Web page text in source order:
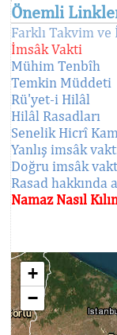
Önemli
Farklı Takvim
İmsâk Vakti
Mühim Tenbîh
Temkin Müddeti
Rü'yet-i Hilâl
Hilâl Rasadları
Senelik Hicrî
Yanlış imsâk
Doğru imsâk
Rasad hakkında
Namaz Nasıl
+
−